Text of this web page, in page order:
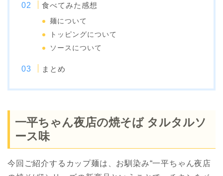
食べてみた感想
麺について
トッピングについて
ソースについて
まとめ
一平ちゃん夜店の焼そば タルタルソ
ース味
今回ご紹介するカップ麺は、お馴染み“一平ちゃん夜店